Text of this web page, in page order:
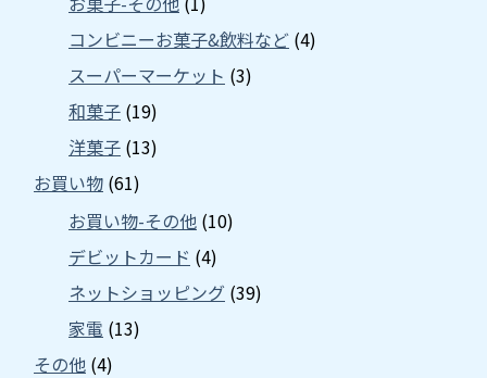
コンビニーお菓子&飲料など (4)
スーパーマーケット (3)
和菓子 (19)
洋菓子 (13)
お買い物 (61)
お買い物-その他 (10)
デビットカード (4)
ネットショッピング (39)
家電 (13)
その他 (4)